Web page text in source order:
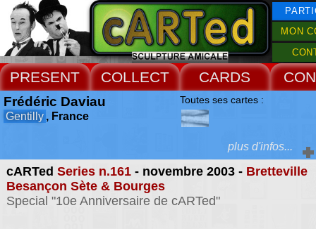
MON
PRESENT COLLECT CARDS
cARTed Series n.161- novembre 2003 - Bretteville
Besançon Sète & Bourges
Special "10e Anniversaire de cARTed"
Frédéric Daviau
Gentilly , France
Toutes ses cartes :
Extras :
Web Site
la durée, les pièces
plus d'infos...